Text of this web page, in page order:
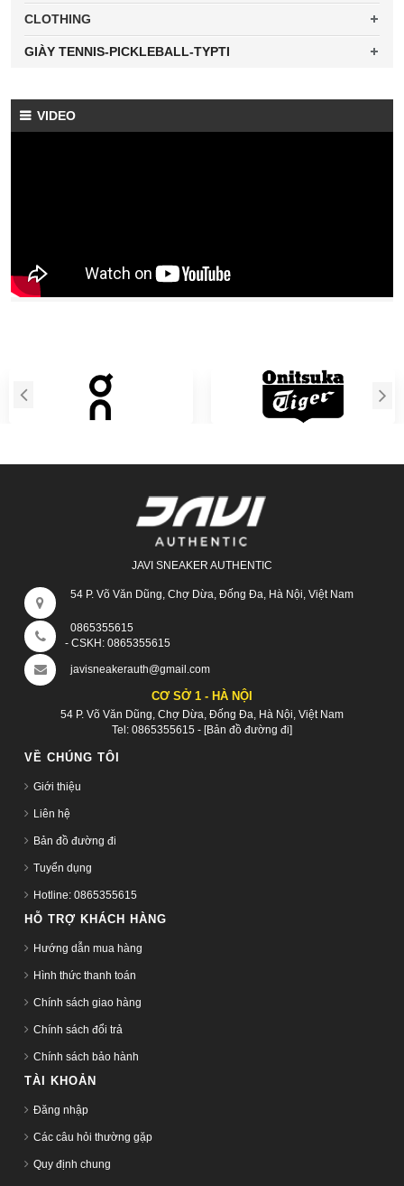
CLOTHING
GIÀY TENNIS-PICKLEBALL-TYPTI
VIDEO
JAVI SNEAKER AUTHENTIC
54 P. Võ Văn Dũng, Chợ Dừa, Đống Đa, Hà Nội, Việt Nam
0865355615
- CSKH: 0865355615
javisneakerauth@gmail.com
CƠ SỞ 1 - HÀ NỘI
54 P. Võ Văn Dũng, Chợ Dừa, Đống Đa, Hà Nội, Việt Nam
Tel: 0865355615 - [Bản đồ đường đi]
VỀ CHÚNG TÔI
Giới thiệu
Liên hệ
Bản đồ đường đi
Tuyển dụng
Hotline: 0865355615
HỖ TRỢ KHÁCH HÀNG
Hướng dẫn mua hàng
Hình thức thanh toán
Chính sách giao hàng
Chính sách đổi trả
Chính sách bảo hành
TÀI KHOẢN
Đăng nhập
Các câu hỏi thường gặp
Quy định chung